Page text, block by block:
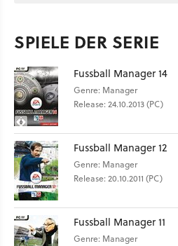
SPIELE DER SERIE
Fussball Manager 14
Genre: Manager
Release: 24.10.2013 (PC)
Fussball Manager 12
Genre: Manager
Release: 20.10.2011 (PC)
Fussball Manager 11
Genre: Manager